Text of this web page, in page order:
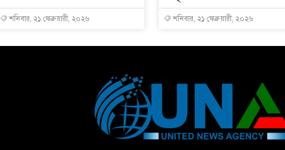
শনিবার, ২১ ফেব্রুয়ারী, ২০২৬ শনিবার, ২১ ফেব্রুয়ারী, ২০২৬